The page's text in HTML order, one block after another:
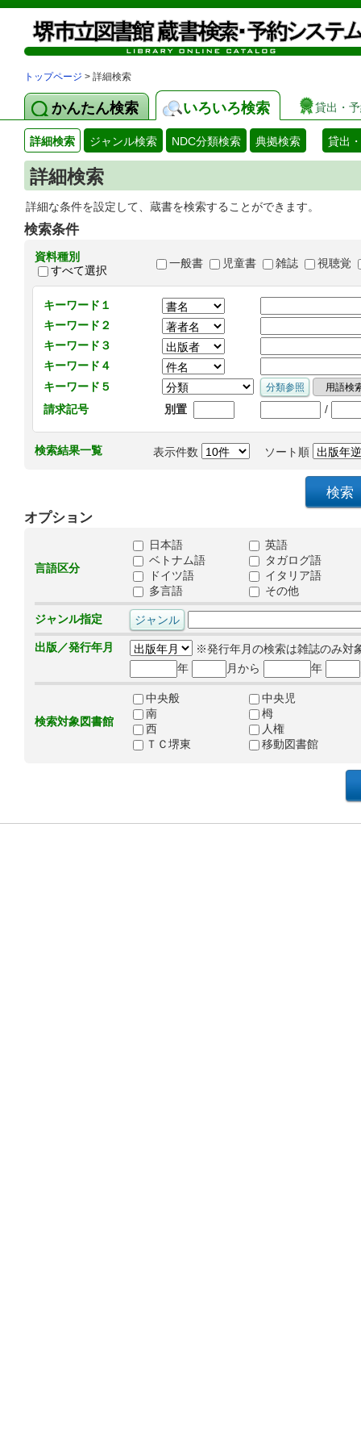
トップページ > 詳細検索
かんたん検索 いろいろ検索 貸出・
詳細検索 ジャンル検索 NDC分類検索 典拠検索 貸出
詳細検索
詳細な条件を設定して、蔵書を検索することができます。
検索条件
資料種別
すべて選択
一般書 児童書 雑誌 視聴覚
キーワード１
キーワード２
キーワード３
キーワード４
キーワード５
請求記号
別置 /
検索結果一覧 表示件数 ソート順
オプション
言語区分
日本語
英語
ベトナム語
タガログ語
ドイツ語
イタリア語
多言語
その他
ジャンル指定
出版／発行年月
※発行年月の検索は雑誌のみ対
年
月から 年
検索対象図書館
中央般
中央児
南
栂
西
人権
ＴＣ堺東
移動図書館